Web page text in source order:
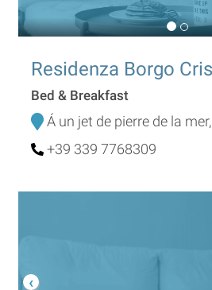
Residenza Borgo
Bed & Breakfast
Á un jet de pierre de la
+39 339 7768309